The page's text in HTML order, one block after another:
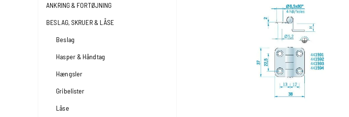
ANKRING & FORTØJNING
BESLAG, SKRUER & LÅSE
Beslag
Hasper & Håndtag
Hængsler
Gribelister
Låse